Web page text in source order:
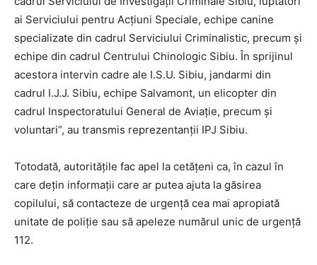
ai Serviciului pentru Acțiuni Speciale, echipe canine
specializate din cadrul Serviciului Criminalistic, precum și
echipe din cadrul Centrului Chinologic Sibiu. În sprijinul
acestora intervin cadre ale I.S.U. Sibiu, jandarmi din
cadrul I.J.J. Sibiu, echipe Salvamont, un elicopter din
cadrul Inspectoratului General de Aviație, precum și
voluntari”, au transmis reprezentanții IPJ Sibiu.
Totodată, autoritățile fac apel la cetățeni ca, în cazul în
care dețin informații care ar putea ajuta la găsirea
copilului, să contacteze de urgență cea mai apropiată
unitate de poliție sau să apeleze numărul unic de urgență
112.